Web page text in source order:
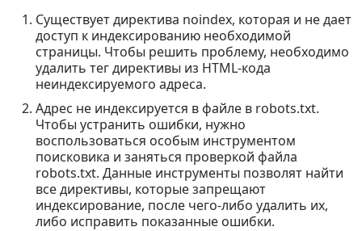
Существует директива noindex, которая и не дает
доступ к индексированию необходимой
страницы. Чтобы решить проблему, необходимо
удалить тег директивы из HTML-кода
неиндексируемого адреса.
Адрес не индексируется в файле в robots.txt.
Чтобы устранить ошибки, нужно
воспользоваться особым инструментом
поисковика и заняться проверкой файла
robots.txt. Данные инструменты позволят найти
все директивы, которые запрещают
индексирование, после чего-либо удалить их,
либо исправить показанные ошибки.